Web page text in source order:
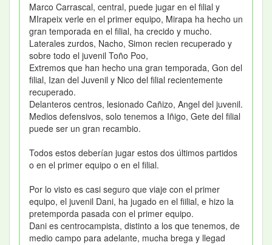
Marco Carrascal, central, puede jugar en el filial y
MIrapeix verle en el primer equipo, Mirapa ha hecho un
gran temporada en el filial, ha crecido y mucho.
Laterales zurdos, Nacho, Simon recien recuperado y
sobre todo el juvenil Toño Poo,
Extremos que han hecho una gran temporada, Gon del
filial, Izan del Juvenil y Nico del filial recientemente
recuperado.
Delanteros centros, lesionado Cañizo, Angel del juvenil.
Medios defensivos, solo tenemos a Iñigo, Gete del filial
puede ser un gran recambio.
Todos estos deberían jugar estos dos últimos partidos
o en el primer equipo o en el filial.
Por lo visto es casi seguro que viaje con el primer
equipo, el juvenil Dani, ha jugado en el fiilial, e hizo la
pretemporda pasada con el primer equipo.
Dani es centrocampista, distinto a los que tenemos, de
medio campo para adelante, mucha brega y llegad